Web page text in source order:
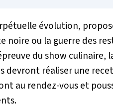
évolution,
noire ou la guerre des
du show culinaire,
devront réaliser une
au rendez-vous et